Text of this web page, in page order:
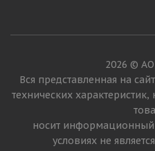
25 275₽
2026 ©
Вся представленная на
технических
носит информационный
условиях не